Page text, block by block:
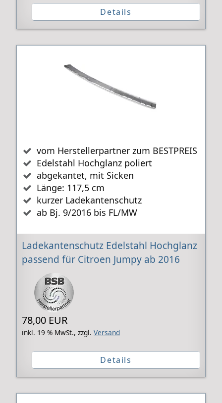
Details
vom Herstellerpartner zum BESTPREIS
Edelstahl Hochglanz poliert
abgekantet, mit Sicken
Länge: 117,5 cm
kurzer Ladekantenschutz
ab Bj. 9/2016 bis FL/MW
Ladekantenschutz Edelstahl Hochglanz
passend für Citroen Jumpy ab 2016
78,00 EUR
inkl. 19 % MwSt., zzgl. Versand
Details